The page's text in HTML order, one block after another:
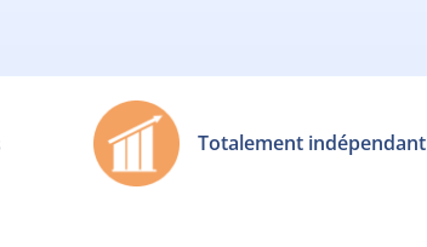
Totalement indépendant